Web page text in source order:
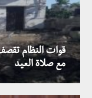
قوات النظام
مع صلاة العيد